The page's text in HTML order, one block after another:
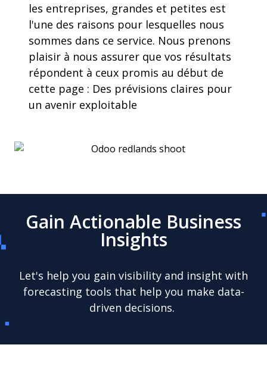
les entreprises, grandes et petites est
l'une des raisons pour lesquelles nous
sommes dans ce service. Nous prenons
plaisir à nous assurer que vos résultats
répondent à ceux promis au début de
cette page : Des prévisions claires pour
un avenir exploitable
Gain Actionable Business
Insights
Let's help you gain visibility and insight with
forecasting tools that help you make data-
driven decisions.